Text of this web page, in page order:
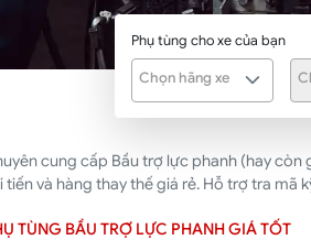
Phụ tùng cho xe của bạn
Chọn hãng xe
cung cấp Bầu trợ lực phanh (hay còn
tiến và hàng thay thế giá rẻ. Hỗ trợ tra mã
TÙNG BẦU TRỢ LỰC PHANH GIÁ TỐT